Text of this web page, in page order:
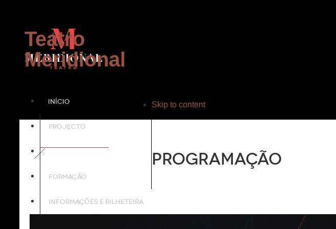
Teatro
Meridional
INÍCIO
PROJECTO
FORMAÇÃO
INFORMAÇÕES E BILHETEIRA
Skip to content
Programação